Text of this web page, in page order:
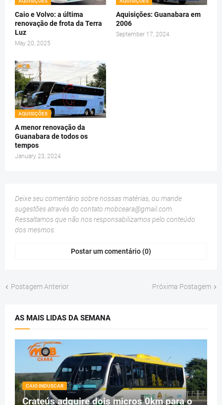
Caio e Volvo: a última
renovação de frota da Terra
Luz
May 20, 2025
Aquisições: Guanabara em
2006
September 17, 2024
AQUISIÇÕES
A menor renovação da
Guanabara de todos os
tempos
January 23, 2024
Deixe seu comentário sobre nossas matérias, ou mande
sugestões através do contato mobceara@gmail.com
Ressaltamos que não nos responsabilizamos pelo conteúdo
dos mesmos.
Postar um comentário (0)
Postagem Anterior Próxima Postagem
AS MAIS LIDAS DA SEMANA
CAIO INDUSCAR
Crateús adquire dois micros 0km para o